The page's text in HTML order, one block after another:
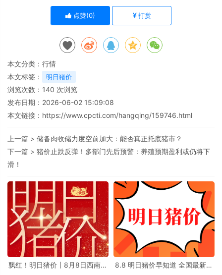
点赞(0) 打赏
本文分类： 行情
本文标签：
明日猪价
浏览次数： 140 次浏览
发布日期：2026-06-02 15:09:08
本文链接： https://www.cpcti.com/hangqing/159746.html
上一篇 > 储备肉收储力度空前加大：能否真正托底猪市？
下一篇 > 猪价止跌反弹！多部门先后预警：养殖预期盈利或仍将下
滑！
飘红！明日猪价〡8月8日西南地
8.8 明日猪价早知道 全国最新猪